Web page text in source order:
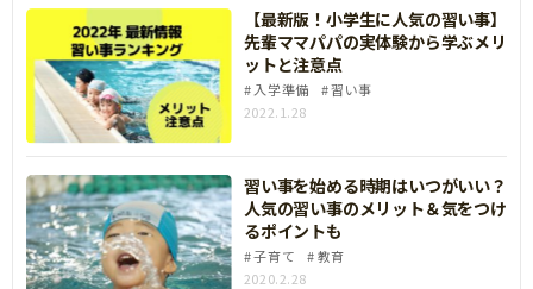
【最新版！小学生に人気の習い事】
先輩ママパパの実体験から学ぶメリ
ットと注意点
入学準備
習い事
2022.1.28
習い事を始める時期はいつがいい？
人気の習い事のメリット＆気をつけ
るポイントも
子育て
教育
2020.2.28